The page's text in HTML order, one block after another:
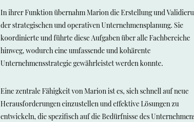
In ihrer Funktion übernahm Marion die Erstellung und
der strategischen und operativen Unternehmensplanung. Sie
koordinierte und führte diese Aufgaben über alle Fachbereiche
hinweg, wodurch eine umfassende und kohärente
Unternehmensstrategie gewährleistet werden konnte.
Eine zentrale Fähigkeit von Marion ist es, sich schnell auf neue
Herausforderungen einzustellen und effektive Lösungen zu
entwickeln, die spezifisch auf die Bedürfnisse des